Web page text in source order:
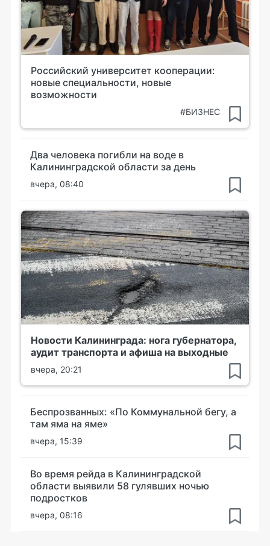
Российский университет кооперации:
новые специальности, новые
возможности
#БИЗНЕС
Два человека погибли на воде в
Калининградской области за день
вчера, 08:40
Новости Калининграда: нога губернатора,
аудит транспорта и афиша на выходные
вчера, 20:21
Беспрозванных: «По Коммунальной бегу, а
там яма на яме»
вчера, 15:39
Во время рейда в Калининградской
области выявили 58 гулявших ночью
подростков
вчера, 08:16